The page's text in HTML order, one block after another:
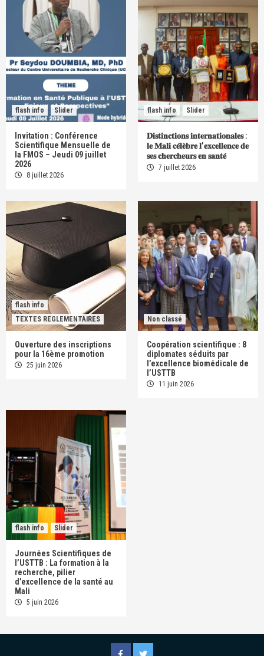
flash info Slider
Invitation : Conférence
Scientifique Mensuelle de
la FMOS – Jeudi 09 juillet
2026
8 juillet 2026
flash info Slider
𝐃𝐢𝐬𝐭𝐢𝐧𝐜𝐭𝐢𝐨𝐧𝐬 𝐢𝐧𝐭𝐞𝐫𝐧𝐚𝐭𝐢𝐨𝐧𝐚𝐥𝐞𝐬 :
𝐥𝐞 𝐌𝐚𝐥𝐢 𝐜𝐞́𝐥𝐞̀𝐛𝐫𝐞 𝐥’𝐞𝐱𝐜𝐞𝐥𝐥𝐞𝐧𝐜𝐞 𝐝𝐞
𝐬𝐞𝐬 𝐜𝐡𝐞𝐫𝐜𝐡𝐞𝐮𝐫𝐬 𝐞𝐧 𝐬𝐚𝐧𝐭𝐞́
7 juillet 2026
flash info
TEXTES REGLEMENTAIRES
Ouverture des inscriptions
pour la 16ème promotion
25 juin 2026
Non classé
Coopération scientifique : 8
diplomates séduits par
l’excellence biomédicale de
l’USTTB
11 juin 2026
flash info Slider
Journées Scientifiques de
l’USTTB : La formation à la
recherche, pilier
d’excellence de la santé au
Mali
5 juin 2026
FacebookTwitter